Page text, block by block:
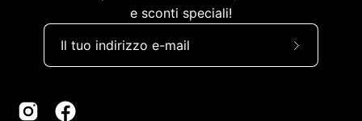
e sconti speciali!
Iscriviti